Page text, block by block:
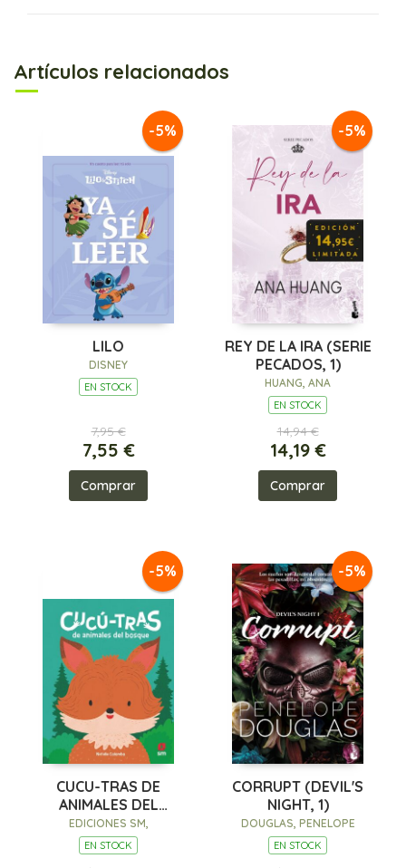
Artículos relacionados
-5%
LILO
DISNEY
EN STOCK
7,95 €
7,55 €
Comprar
-5%
REY DE LA IRA (SERIE
PECADOS, 1)
HUANG, ANA
EN STOCK
14,94 €
14,19 €
Comprar
-5%
CUCU-TRAS DE
ANIMALES DEL
BOSQUE
EDICIONES SM,
EN STOCK
-5%
CORRUPT (DEVIL'S
NIGHT, 1)
DOUGLAS, PENELOPE
EN STOCK